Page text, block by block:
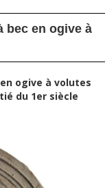
bec en ogive à
en ogive à volutes
du 1er siècle